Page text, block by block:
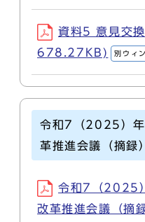
資料5 意見交
678.27KB)
別ウィ
令和7（2025）
革推進会議（摘
令和7（2025
改革推進会議（